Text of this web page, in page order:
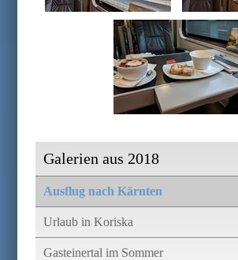
Galerien aus 2018
Ausflug nach Kärnten
Urlaub in Koriska
Gasteinertal im Sommer